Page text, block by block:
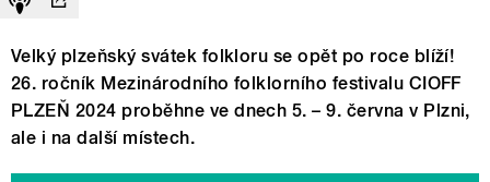
Velký plzeňský svátek folkloru se opět po roce blíží!
26. ročník Mezinárodního folklorního festivalu CIOFF
PLZEŇ 2024 proběhne ve dnech 5. – 9. června v Plzni,
ale i na další místech.